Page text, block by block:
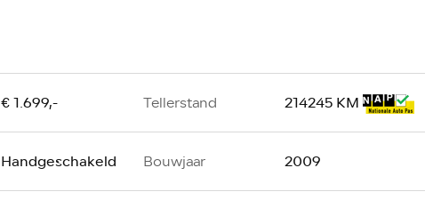
€ 1.699,- Tellerstand 214245 KM
Handgeschakeld Bouwjaar 2009